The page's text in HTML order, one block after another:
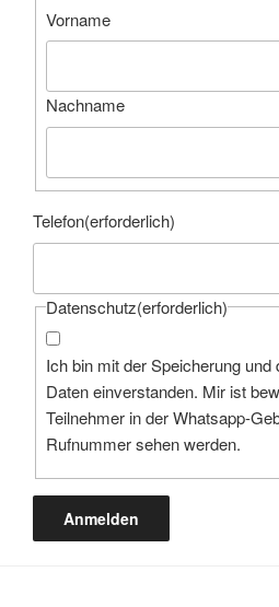
Vorname
Nachname
Telefon(erforderlich)
Datenschutz(erforderlich)
Ich bin mit der Speicherung
Daten einverstanden. Mir ist
Teilnehmer in der Whatsapp-
Rufnummer sehen werden.